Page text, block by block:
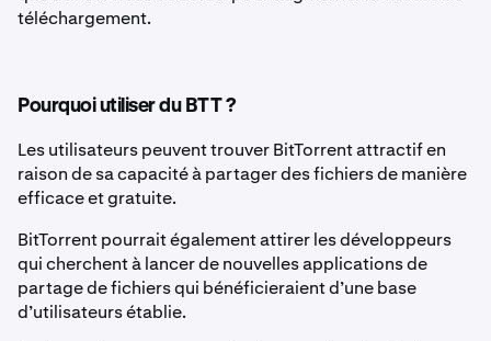
téléchargement.
Pourquoi utiliser du BTT ?
Les utilisateurs peuvent trouver BitTorrent attractif en
raison de sa capacité à partager des fichiers de manière
efficace et gratuite.
BitTorrent pourrait également attirer les développeurs
qui cherchent à lancer de nouvelles applications de
partage de fichiers qui bénéficieraient d’une base
d’utilisateurs établie.